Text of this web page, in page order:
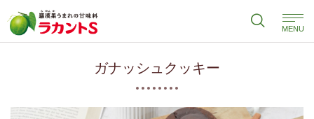
MENU
ガナッシュクッキー